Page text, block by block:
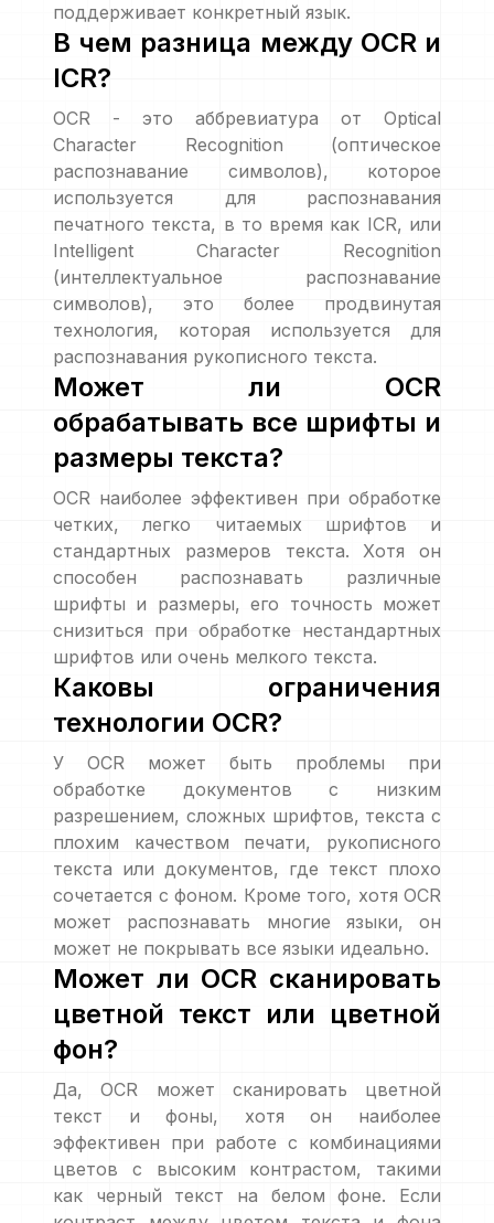
поддерживает конкретный язык.
В чем разница между OCR и
ICR?
OCR - это аббревиатура от Optical
Character Recognition (оптическое
распознавание символов), которое
используется для распознавания
печатного текста, в то время как ICR, или
Intelligent Character Recognition
(интеллектуальное распознавание
символов), это более продвинутая
технология, которая используется для
распознавания рукописного текста.
Может ли OCR
обрабатывать все шрифты и
размеры текста?
OCR наиболее эффективен при обработке
четких, легко читаемых шрифтов и
стандартных размеров текста. Хотя он
способен распознавать различные
шрифты и размеры, его точность может
снизиться при обработке нестандартных
шрифтов или очень мелкого текста.
Каковы ограничения
технологии OCR?
У OCR может быть проблемы при
обработке документов с низким
разрешением, сложных шрифтов, текста с
плохим качеством печати, рукописного
текста или документов, где текст плохо
сочетается с фоном. Кроме того, хотя OCR
может распознавать многие языки, он
может не покрывать все языки идеально.
Может ли OCR сканировать
цветной текст или цветной
фон?
Да, OCR может сканировать цветной
текст и фоны, хотя он наиболее
эффективен при работе с комбинациями
цветов с высоким контрастом, такими
как черный текст на белом фоне. Если